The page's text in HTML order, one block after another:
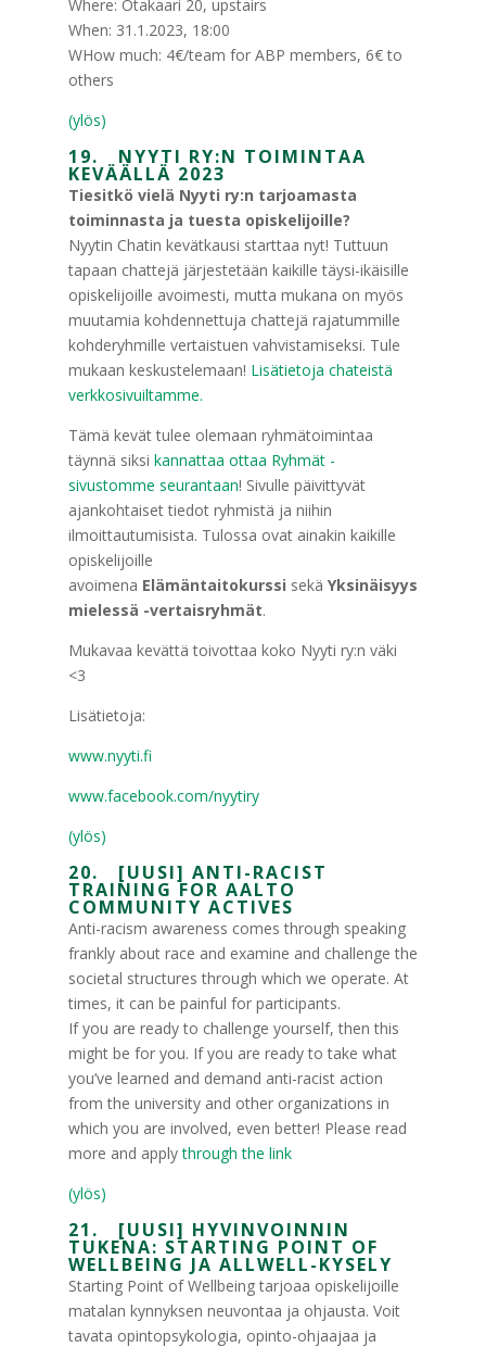
Where: Otakaari 20, upstairs
When: 31.1.2023, 18:00
WHow much: 4€/team for ABP members, 6€ to
others
(ylös)
19. NYYTI RY:N TOIMINTAA
KEVÄÄLLÄ 2023
Tiesitkö vielä Nyyti ry:n tarjoamasta
toiminnasta ja tuesta opiskelijoille?
Nyytin Chatin kevätkausi starttaa nyt! Tuttuun
tapaan chattejä järjestetään kaikille täysi-ikäisille
opiskelijoille avoimesti, mutta mukana on myös
muutamia kohdennettuja chattejä rajatummille
kohderyhmille vertaistuen vahvistamiseksi. Tule
mukaan keskustelemaan! Lisätietoja chateistä
verkkosivuiltamme.
Tämä kevät tulee olemaan ryhmätoimintaa
täynnä siksi kannattaa ottaa Ryhmät -
sivustomme seurantaan! Sivulle päivittyvät
ajankohtaiset tiedot ryhmistä ja niihin
ilmoittautumisista. Tulossa ovat ainakin kaikille
opiskelijoille
avoimena Elämäntaitokurssi sekä Yksinäisyys
mielessä -vertaisryhmät.
Mukavaa kevättä toivottaa koko Nyyti ry:n väki
<3
Lisätietoja:
www.nyyti.fi
www.facebook.com/nyytiry
(ylös)
20. [UUSI] ANTI-RACIST
TRAINING FOR AALTO
COMMUNITY ACTIVES
Anti-racism awareness comes through speaking
frankly about race and examine and challenge the
societal structures through which we operate. At
times, it can be painful for participants.
If you are ready to challenge yourself, then this
might be for you. If you are ready to take what
you’ve learned and demand anti-racist action
from the university and other organizations in
which you are involved, even better! Please read
more and applythrough the link
(ylös)
21. [UUSI] HYVINVOINNIN
TUKENA: STARTING POINT OF
WELLBEING JA ALLWELL-KYSELY
Starting Point of Wellbeing tarjoaa opiskelijoille
matalan kynnyksen neuvontaa ja ohjausta. Voit
tavata opintopsykologia, opinto-ohjaajaa ja